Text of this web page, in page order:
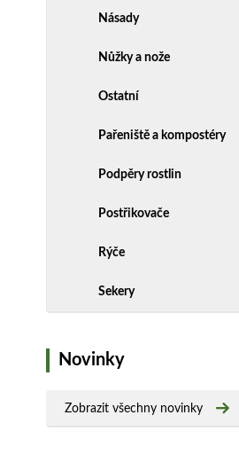
Násady
Nůžky a nože
Ostatní
Pařeniště a kompostéry
Podpěry rostlin
Postřikovače
Rýče
Sekery
Novinky
Zobrazit všechny novinky